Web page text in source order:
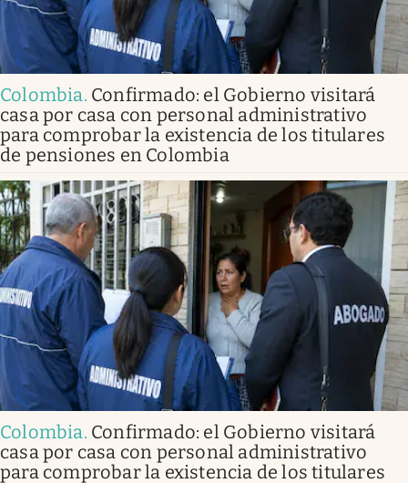
Colombia. Confirmado: el Gobierno visitará
casa por casa con personal administrativo
para comprobar la existencia de los titulares
de pensiones en Colombia
Colombia. Confirmado: el Gobierno visitará
casa por casa con personal administrativo
para comprobar la existencia de los titulares